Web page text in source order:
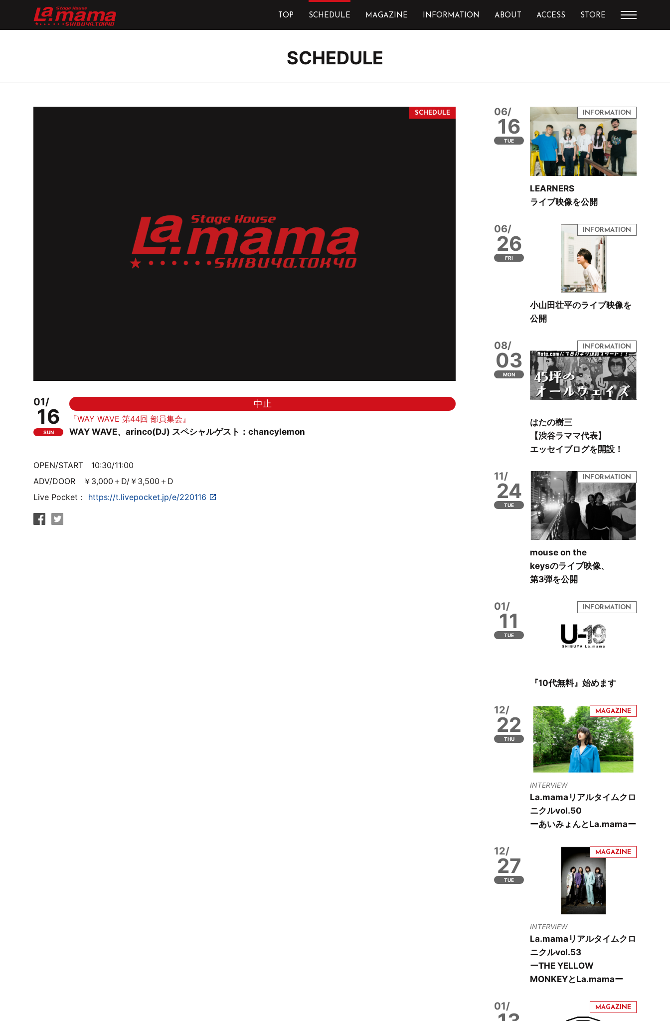
TOP SCHEDULE MAGAZINE INFORMATION ABOUT ACCESS STORE
SCHEDULE
01/
16
SUN
中止
『WAY WAVE 第44回 部員集会』
WAY WAVE、arinco(DJ) スペシャルゲスト：chancylemon
OPEN/START 10:30/11:00
ADV/DOOR ￥3,000＋D/￥3,500＋D
Live Pocket： https://t.livepocket.jp/e/220116
06/
16
TUE
LEARNERS
ライブ映像を公開
06/
26
FRI
小山田壮平のライブ映像を
公開
08/
03
MON
はたの樹三
【渋谷ラママ代表】
エッセイブログを開設！
11/
24
TUE
mouse on the
keysのライブ映像、
第3弾を公開
01/
11
TUE
『10代無料』始めます
12/
22
THU
INTERVIEW
La.mamaリアルタイムクロ
ニクルvol.50
ーあいみょんとLa.mamaー
12/
27
TUE
INTERVIEW
La.mamaリアルタイムクロ
ニクルvol.53
ーTHE YELLOW
MONKEYとLa.mamaー
01/